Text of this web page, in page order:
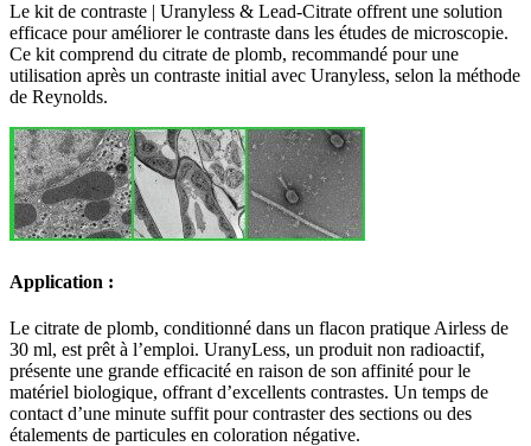
Le kit de contraste | Uranyless & Lead-Citrate offrent une solution
efficace pour améliorer le contraste dans les études de microscopie.
Ce kit comprend du citrate de plomb, recommandé pour une
utilisation après un contraste initial avec Uranyless, selon la méthode
de Reynolds.
Application :
Le citrate de plomb, conditionné dans un flacon pratique Airless de
30 ml, est prêt à l’emploi. UranyLess, un produit non radioactif,
présente une grande efficacité en raison de son affinité pour le
matériel biologique, offrant d’excellents contrastes. Un temps de
contact d’une minute suffit pour contraster des sections ou des
étalements de particules en coloration négative.